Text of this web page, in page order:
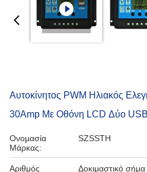
Αυτοκίνητος PWM Ηλιακός
30Amp Με Οθόνη LCD Δύο USB
Ονομασία
Μάρκας:
SZSSTH
Αριθμός
Δοκιμαστικό σήμα